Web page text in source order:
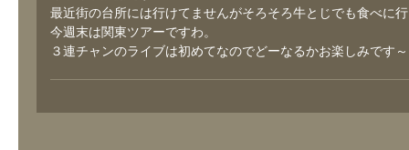
最近街の台所には行けてませんがそろそろ牛とじでも食べに
今週末は関東ツアーですわ。
３連チャンのライブは初めてなのでどーなるかお楽しみです～